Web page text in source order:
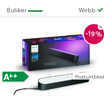
Webb
Butiker
-19%
A++ Produktblad